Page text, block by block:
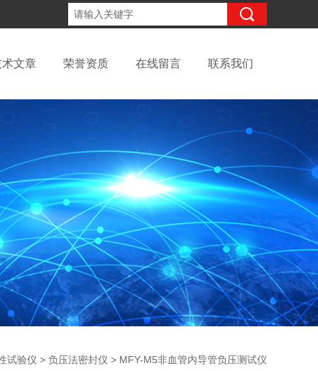
术文章 荣誉资质 在线留言 联系我们
试验仪 > 负压法密封仪 > MFY-M5非血管内导管负压测试仪